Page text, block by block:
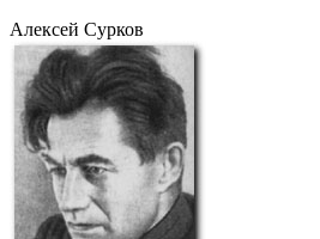
Алексей Сурков